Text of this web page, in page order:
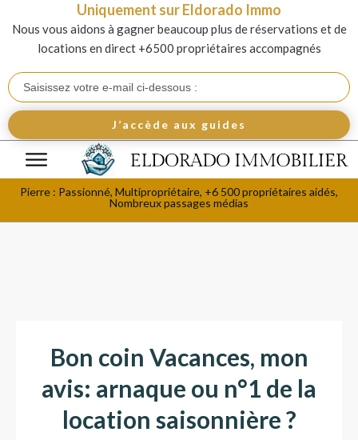
Uniquement sur Eldorado Immo
Nous vous aidons à gagner beaucoup plus de réservations et de
locations en direct +6500 propriétaires accompagnés
J’accède aux guides
Pierre : Passionné, Multipropriétaire, +6 500 propriétaires aidés,
Nombreux passages médias
Bon coin Vacances, mon
avis: arnaque ou n°1 de la
location saisonnière ?